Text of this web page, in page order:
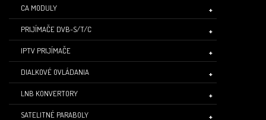
CA MODULY
PRIJÍMAČE DVB-S/T/C
IPTV PRIJÍMAČE
DIALKOVÉ OVLÁDANIA
LNB KONVERTORY
SATELITNÉ PARABOLY